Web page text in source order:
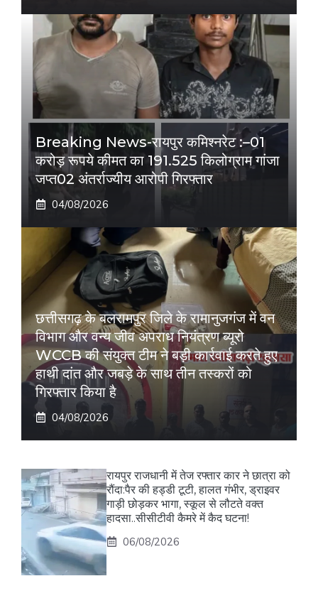
Breaking News-रायपुर कमिश्नरेट :–01
करोड़ रूपये कीमत का 191.525 किलोग्राम गांजा
जप्त02 अंतर्राज्यीय आरोपी गिरफ्तार
04/08/2026
छत्तीसगढ़ के बलरामपुर जिले के रामानुजगंज में वन
विभाग और वन्य जीव अपराध नियंत्रण ब्यूरो
WCCB की संयुक्त टीम ने बड़ी कार्रवाई करते हुए
हाथी दांत और जबड़े के साथ तीन तस्करों को
गिरफ्तार किया है
04/08/2026
रायपुर राजधानी में तेज रफ्तार कार ने छात्रा को
रौंदा:पैर की हड्डी टूटी, हालत गंभीर, ड्राइवर
गाड़ी छोड़कर भागा, स्कूल से लौटते वक्त
हादसा..सीसीटीवी कैमरे में कैद घटना!
06/08/2026